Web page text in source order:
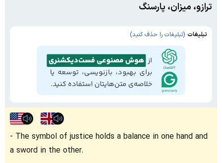
ترازو، میزان، پارسنگ
تبلیغات (تبلیغات را حذف کنید)
The symbol of justice holds a balance in one hand and
a sword in the other.